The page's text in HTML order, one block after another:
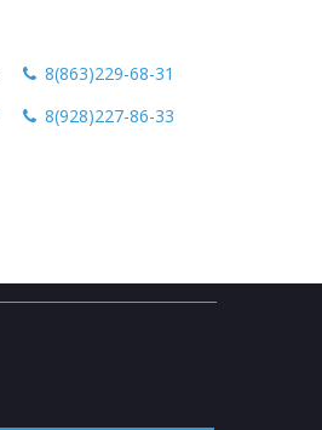
8(863)229-68-31
8(928)227-86-33